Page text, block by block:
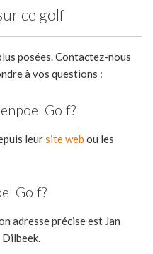
ce golf
posées. Contactez-nous
à vos questions :
Golf?
leursite web ou les
Golf?
adresse précise est Jan